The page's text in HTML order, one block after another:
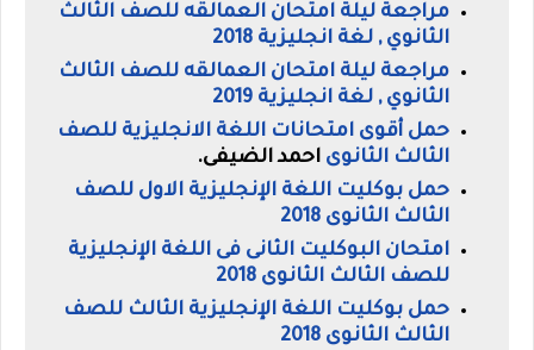
مراجعة ليلة امتحان العمالقه للصف الثالث
الثانوي , لغة انجليزية 2018
مراجعة ليلة امتحان العمالقه للصف الثالث
الثانوي , لغة انجليزية 2019
حمل أقوى امتحانات اللغة الانجليزية للصف
الثالث الثانوى احمد الضيفى.
حمل بوكليت اللغة الإنجليزية الاول للصف
الثالث الثانوى 2018
امتحان البوكليت الثانى فى اللغة الإنجليزية
للصف الثالث الثانوى 2018
حمل بوكليت اللغة الإنجليزية الثالث للصف
الثالث الثانوى 2018